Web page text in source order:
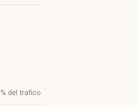
% del trafico